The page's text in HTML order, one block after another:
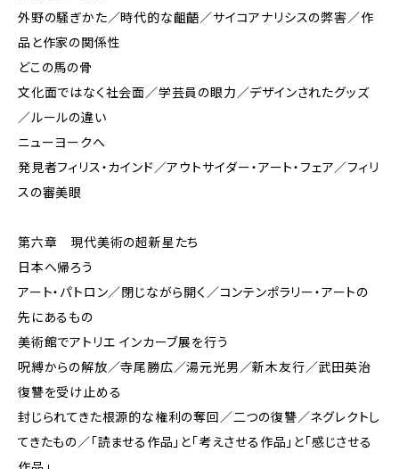
外野の騒ぎかた／時代的な齟齬／サイコアナリシスの弊害／作
品と作家の関係性
どこの馬の骨
文化面ではなく社会面／学芸員の眼力／デザインされたグッズ
／ルールの違い
ニューヨークへ
発見者フィリス・カインド／アウトサイダー・アート・フェア／フィリ
スの審美眼
第六章 現代美術の超新星たち
日本へ帰ろう
アート・パトロン／閉じながら開く／コンテンポラリー・アートの
先にあるもの
美術館でアトリエ インカーブ展を行う
呪縛からの解放／寺尾勝広／湯元光男／新木友行／武田英治
復讐を受け止める
封じられてきた根源的な権利の奪回／二つの復讐／ネグレクトし
てきたもの／「読ませる作品」と「考えさせる作品」と「感じさせる